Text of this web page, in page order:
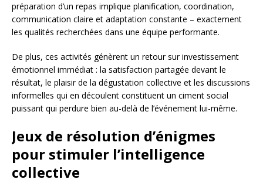
préparation d’un repas implique planification, coordination,
communication claire et adaptation constante – exactement
les qualités recherchées dans une équipe performante.
De plus, ces activités génèrent un retour sur investissement
émotionnel immédiat : la satisfaction partagée devant le
résultat, le plaisir de la dégustation collective et les discussions
informelles qui en découlent constituent un ciment social
puissant qui perdure bien au-delà de l’événement lui-même.
Jeux de résolution d’énigmes
pour stimuler l’intelligence
collective